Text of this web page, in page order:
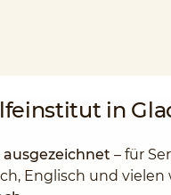
in
– für
Englisch und